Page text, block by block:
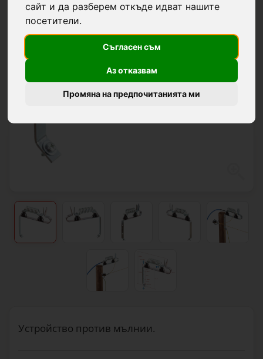
сайт и да разберем откъде идват нашите
посетители.
Съгласен съм
Аз отказвам
Промяна на предпочитанията ми
Устройство против мълнии.